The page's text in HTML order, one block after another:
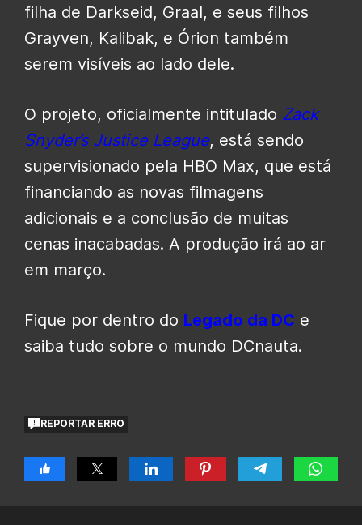
filha de Darkseid, Graal, e seus filhos
Grayven, Kalibak, e Órion também
serem visíveis ao lado dele.
O projeto, oficialmente intitulado Zack
Snyder’s Justice League, está sendo
supervisionado pela HBO Max, que está
financiando as novas filmagens
adicionais e a conclusão de muitas
cenas inacabadas. A produção irá ao ar
em março.
Fique por dentro do Legado da DC e
saiba tudo sobre o mundo DCnauta.
REPORTAR ERRO